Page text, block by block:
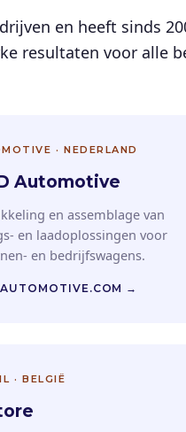
en heeft sinds
resultaten voor alle
· NEDERLAND
Automotive
en assemblage van
en laadoplossingen voor
en bedrijfswagens.
→
· BELGIË